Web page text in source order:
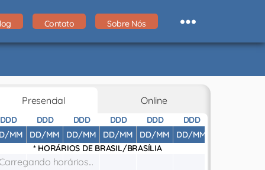
Contato Sobre Nós
Presencial Online
DDD
MM
DDD
DD/MM
DDD
DD/MM
DDD
DD/MM
DDD
DD/MM
DDD
DD/MM
* HORÁRIOS DE BRASIL/BRASÍLIA
horários...